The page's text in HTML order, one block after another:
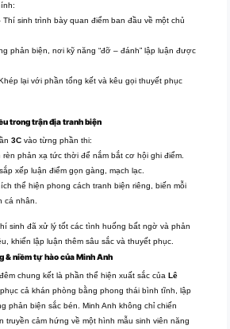
sinh trình bày quan điểm ban đầu về một chủ
phản biện, nơi kỹ năng “đỡ – đánh” lập luận được
lại với phần tổng kết và kêu gọi thuyết phục
trong trận địa tranh biện
3C vào từng phần thi:
rèn phản xạ tức thời để nắm bắt cơ hội ghi điểm.
xếp luận điểm gọn gàng, mạch lạc.
thể hiện phong cách tranh biện riêng, biến mỗi
cá nhân.
sinh đã xử lý tốt các tình huống bất ngờ và phản
khiến lập luận thêm sâu sắc và thuyết phục.
& niềm tự hào của Minh Anh
chung kết là phần thể hiện xuất sắc của Lê
cả khán phòng bằng phong thái bình tĩnh, lập
phản biện sắc bén. Minh Anh không chỉ chiến
truyền cảm hứng về một hình mẫu sinh viên năng